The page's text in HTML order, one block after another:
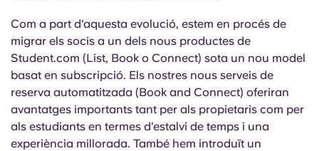
Com a part d'aquesta evolució, estem en procés de
migrar els socis a un dels nous productes de
Student.com (List, Book o Connect) sota un nou model
basat en subscripció. Els nostres nous serveis de
reserva automatitzada (Book and Connect) oferiran
avantatges importants tant per als propietaris com per
als estudiants en termes d'estalvi de temps i una
experiència millorada. També hem introduït un